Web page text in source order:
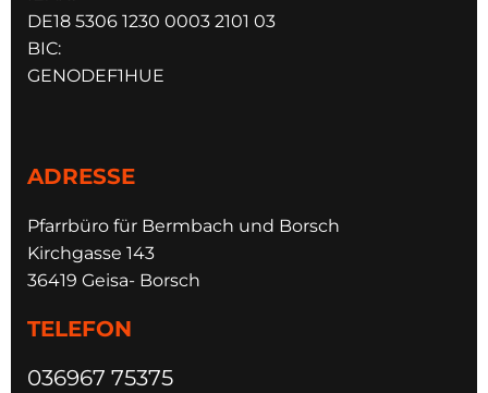
DE18 5306 1230 0003 2101 03
BIC:
GENODEF1HUE
ADRESSE
Pfarrbüro für Bermbach und Borsch
Kirchgasse 143
36419 Geisa- Borsch
TELEFON
036967 75375